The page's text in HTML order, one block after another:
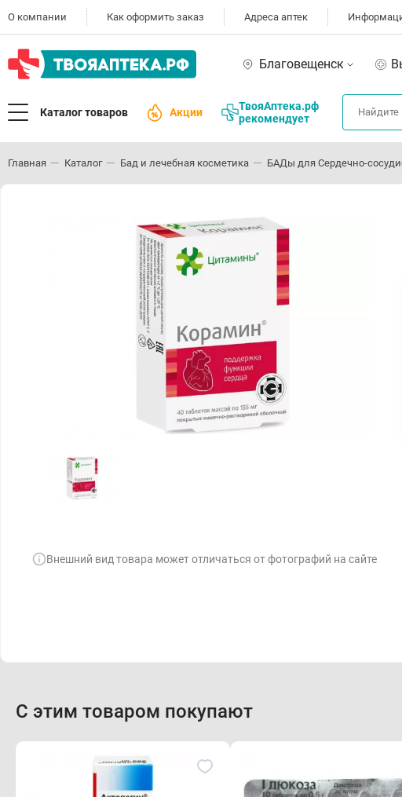
О компании Как оформить заказ Адреса аптек
Благовещенск
Каталог товаров Акции
ТвояАптека.рф
рекомендует
Главная Каталог Бад и лечебная косметика БАДы для Сердечно-
Внешний вид товара может отличаться от фотографий на сайте
С этим товаром покупают